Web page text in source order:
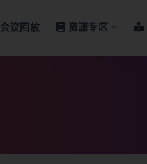
会议回放 资源专区